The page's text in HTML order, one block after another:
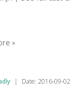
»
| Date: 2016-09-02